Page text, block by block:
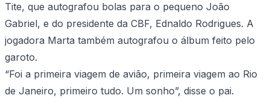
Tite, que autografou bolas para o pequeno João
Gabriel, e do presidente da CBF, Ednaldo Rodrigues. A
jogadora Marta também autografou o álbum feito pelo
garoto.
“Foi a primeira viagem de avião, primeira viagem ao Rio
de Janeiro, primeiro tudo. Um sonho”, disse o pai.